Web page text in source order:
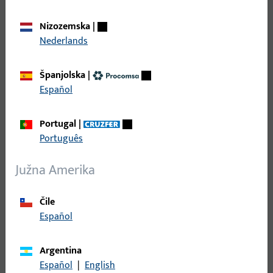
Višestruke brave za drvena i
Nizozemska|
Nederlands
Španjolska|
Español
Portugal|
Português
Južna Amerika
Čile
Español
Argentina
Español | English